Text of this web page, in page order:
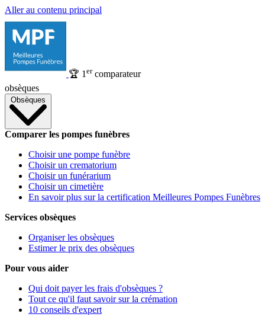
Aller au contenu principal
🏆 1 ercomparateur
obsèques
Obsèques
Comparer les pompes funèbres
Choisir une pompe funèbre
Choisir un crematorium
Choisir un funérarium
Choisir un cimetière
En savoir plus sur la certification Meilleures Pompes Funèbres
Services obsèques
Organiser les obsèques
Estimer le prix des obsèques
Pour vous aider
Qui doit payer les frais d'obsèques ?
Tout ce qu'il faut savoir sur la crémation
10 conseils d'expert